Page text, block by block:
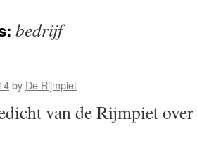
bedrijf
by De Rijmpiet
van de Rijmpiet